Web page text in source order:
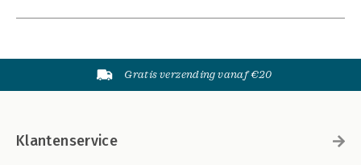
Gratis verzending vanaf €20
Klantenservice